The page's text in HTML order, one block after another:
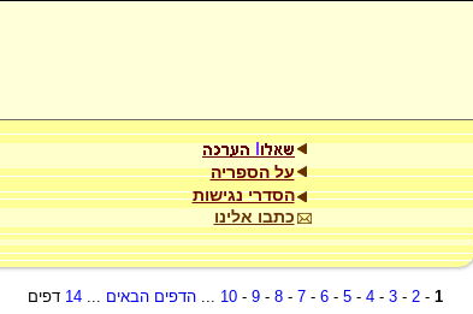
על הספריה
הסדרי נגישות
כתבו אלינו
1
-
2
-
3
-
4
-
5
-
6
-
7
-
8
-
9
-
10
...הדפים הבאים ...
14 דפים